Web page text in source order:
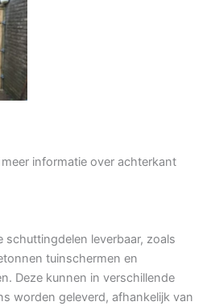
informatie over achterkant
schuttingdelen leverbaar, zoals
tuinschermen en
Deze kunnen in verschillende
worden geleverd, afhankelijk van